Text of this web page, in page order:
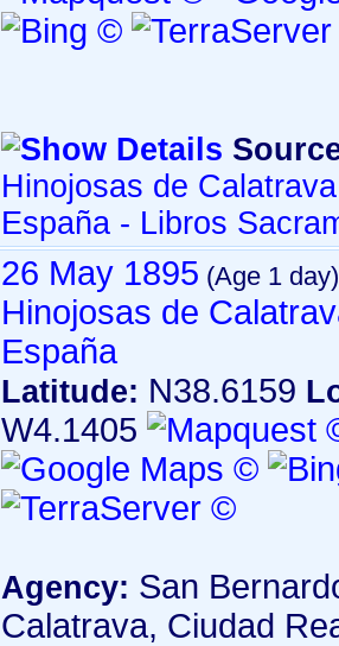
Hinojosas de
España - Libros
26 May 1895
Hinojosas de
España
Latitude: N38.6159
W4.1405
Agency: San
Calatrava, Ciudad